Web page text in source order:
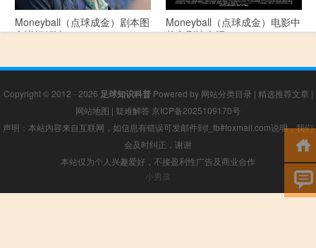
Moneyball（点球成金）剧本图
文详细解读
Moneyball（点球成金）电影中
英文剧情介绍
Copyright © 2012 - 2026 足球知识科普Powered by 网站分类目录 | 精选推荐文章 |
网站地图 | 疑难解答 京ICP备2025109170号
声明：本站内容来自互联网，如信息有错误可发邮件到f_fb#foxmail.com说明，我们
会及时纠正，谢谢
本站仅为个人兴趣爱好，不接盈利性广告及商业合作
小男孩